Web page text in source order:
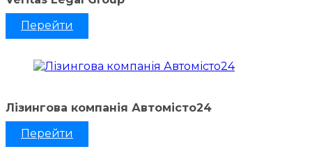
Перейти
Лізингова компанія Автомісто24
Перейти